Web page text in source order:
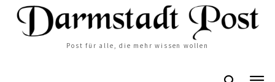
Post für alle, die mehr wissen wollen